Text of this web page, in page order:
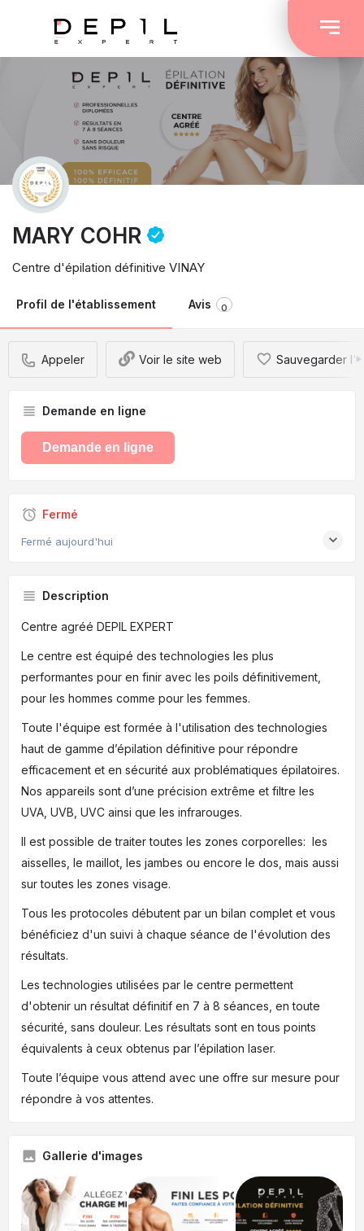
MARY COHR
Centre d'épilation définitive VINAY
Profil de l'établissement Avis 0
Appeler Voir le site web Sauvegarder
Demande en ligne
Demande en ligne
Fermé
Fermé aujourd'hui
Description
Centre agréé DEPIL EXPERT
Le centre est équipé des technologies les plus
performantes pour en finir avec les poils définitivement,
pour les hommes comme pour les femmes.
Toute l'équipe est formée à l'utilisation des technologies
haut de gamme d’épilation définitive pour répondre
efficacement et en sécurité aux problématiques épilatoires.
Nos appareils sont d’une précision extrême et filtre les
UVA, UVB, UVC ainsi que les infrarouges.
Il est possible de traiter toutes les zones corporelles: les
aisselles, le maillot, les jambes ou encore le dos, mais aussi
sur toutes les zones visage.
Tous les protocoles débutent par un bilan complet et vous
bénéficiez d'un suivi à chaque séance de l'évolution des
résultats.
Les technologies utilisées par le centre permettent
d'obtenir un résultat définitif en 7 à 8 séances, en toute
sécurité, sans douleur. Les résultats sont en tous points
équivalents à ceux obtenus par l’épilation laser.
Toute l’équipe vous attend avec une offre sur mesure pour
répondre à vos attentes.
Gallerie d'images